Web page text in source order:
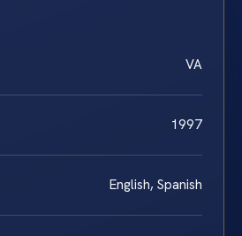
VA
1997
English, Spanish